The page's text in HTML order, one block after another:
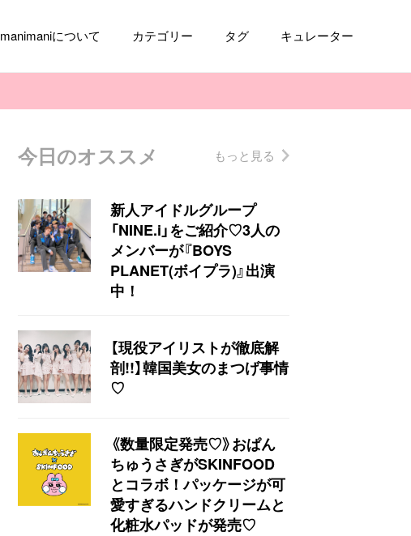
manimaniについて カテゴリー タグ キュレーター
今日のオススメ もっと見る
新人アイドルグループ
「NINE.i」をご紹介♡3人の
メンバーが『BOYS
PLANET(ボイプラ)』出演
中！
【現役アイリストが徹底解
剖!!】韓国美女のまつげ事情
♡
《数量限定発売♡》おぱん
ちゅうさぎがSKINFOOD
とコラボ！パッケージが可
愛すぎるハンドクリームと
化粧水パッドが発売♡